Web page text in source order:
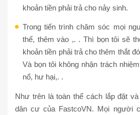
khoản tiền phải trả cho nảy sinh.
Trong tiến trình chăm sóc mọi
thế, thêm vào ,. . Thì bọn tôi sẽ
khoản tiền phải trả cho thêm thắt
Và bọn tôi không nhận trách
nổ, hư hại,. .
Như trên là toàn thể cách lắp đặt
dân cư của FastcoVN. Mọi người